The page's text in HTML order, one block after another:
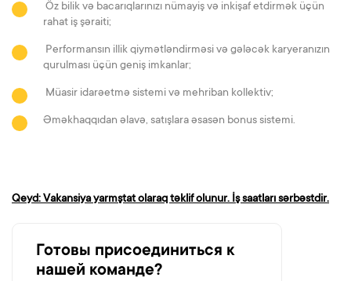
Öz bilik və bacarıqlarınızı nümayiş və inkişaf etdirmək üçün
rahat iş şəraiti;
Performansın illik qiymətləndirməsi və gələcək karyeranızın
qurulması üçün geniş imkanlar;
Müasir idarəetmə sistemi və mehriban kollektiv;
Əməkhaqqıdan əlavə, satışlara əsasən bonus sistemi.
Qeyd: Vakansiya yarmştat olaraq təklif olunur. İş saatları sərbəstdir.
Готовы присоединиться к
нашей команде?